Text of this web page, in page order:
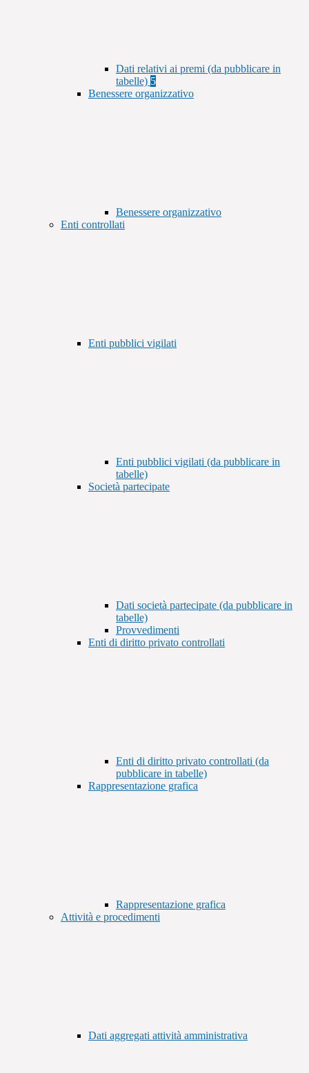
Dati relativi ai premi (da pubblicare in
tabelle) 5
Benessere organizzativo
Benessere organizzativo
Enti controllati
Enti pubblici vigilati
Enti pubblici vigilati (da pubblicare in
tabelle)
Società partecipate
Dati società partecipate (da pubblicare in
tabelle)
Provvedimenti
Enti di diritto privato controllati
Enti di diritto privato controllati (da
pubblicare in tabelle)
Rappresentazione grafica
Rappresentazione grafica
Attività e procedimenti
Dati aggregati attività amministrativa